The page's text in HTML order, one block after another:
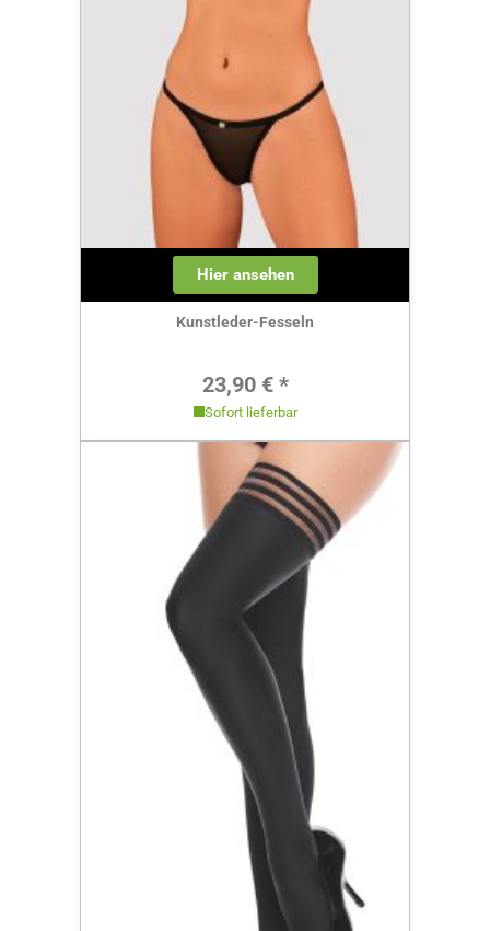
Hier ansehen
Kunstleder-Fesseln
Regulärer Preis:
23,90 € *
Sofort lieferbar